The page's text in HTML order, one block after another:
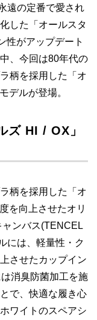
遠の定番で愛され
した「オールスタ
性がアップデート
、今回は80年代の
柄を採用した「オ
デルが登場。
ズ HI / OX」
柄を採用した「オ
を向上させたオリ
ンバス(TENCEL
には、軽量性・ク
させたカップイン
消臭防菌加工を施
で、快適な履き心
ワイトのスペアシ